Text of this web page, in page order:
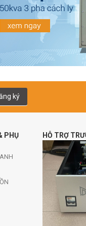
ký
PHỤ
HỖ TRỢ